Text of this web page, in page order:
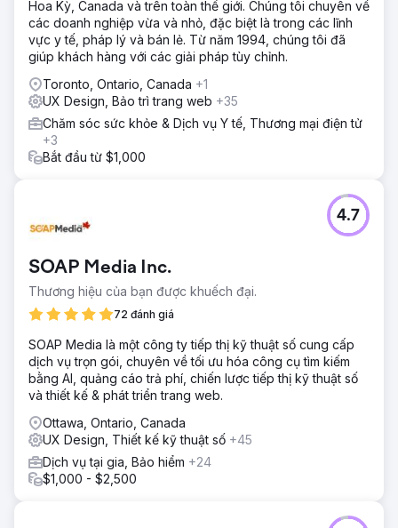
Quảng cáo trên mạng xã hội và bắt đầu các nỗ lực Tối ưu
hóa Công cụ Tìm kiếm.
Kết quả
Trong vòng 8 tháng, khách hàng đã tăng từ 1 địa điểm lên
3 địa điểm ở khu vực địa phương. Điều này cho phép có
thêm ngân sách cho các nỗ lực quảng cáo kỹ thuật số đến
các khu vực mở rộng mới, nơi khách hàng hiện có 28 địa
điểm trên toàn quốc và quốc tế.
Hoa Kỳ, Canada và trên toàn thế giới. Chúng tôi chuyên về
các doanh nghiệp vừa và nhỏ, đặc biệt là trong các lĩnh
vực y tế, pháp lý và bán lẻ. Từ năm 1994, chúng tôi đã
giúp khách hàng với các giải pháp tùy chỉnh.
Toronto, Ontario, Canada +1
UX Design, Bảo trì trang web +35
Chăm sóc sức khỏe & Dịch vụ Y tế, Thương mại điện tử
+3
Bắt đầu từ $1,000
SOAP Media Inc.
Thương hiệu của bạn được khuếch đại.
72 đánh giá
4.7
SOAP Media là một công ty tiếp thị kỹ thuật số cung cấp
dịch vụ trọn gói, chuyên về tối ưu hóa công cụ tìm kiếm
bằng AI, quảng cáo trả phí, chiến lược tiếp thị kỹ thuật số
và thiết kế & phát triển trang web.
Ottawa, Ontario, Canada
UX Design, Thiết kế kỹ thuật số +45
Dịch vụ tại gia, Bảo hiểm +24
$1,000 - $2,500